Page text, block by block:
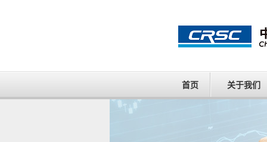
首页 关于我们